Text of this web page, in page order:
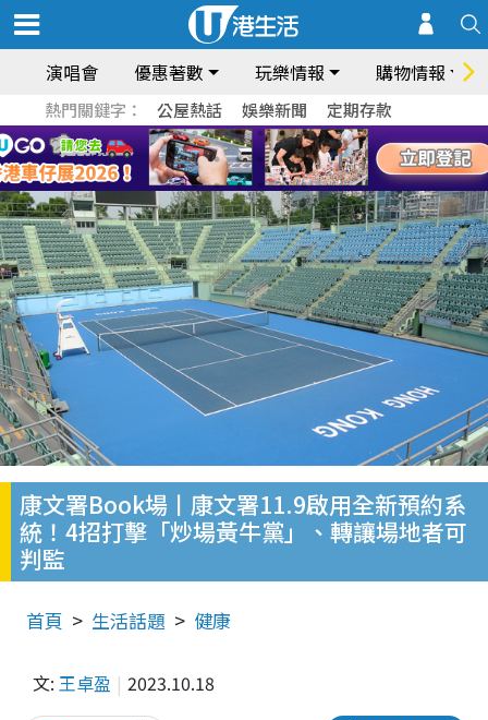
演唱會 優惠著數 玩樂情報 購物情報
熱門關鍵字： 公屋熱話 娛樂新聞 定期存款
康文署Book場丨康文署11.9啟用全新預約系
統！4招打擊「炒場黃牛黨」、轉讓場地者可
判監
首頁 生活話題 健康
文: 王卓盈 2023.10.18